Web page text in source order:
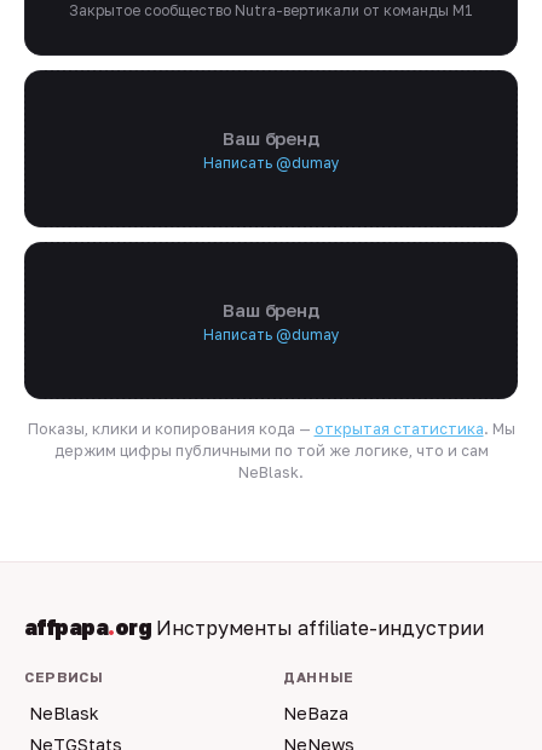
Закрытое сообщество Nutra-вертикали от команды M1
Ваш бренд
Написать @dumay
Ваш бренд
Написать @dumay
Показы, клики и копирования кода — открытая статистика. Мы
держим цифры публичными по той же логике, что и сам
NeBlask.
affpapa.org Инструменты affiliate-индустрии
СЕРВИСЫ
NeBlask
NeTGStats
ДАННЫЕ
NeBaza
NeNews